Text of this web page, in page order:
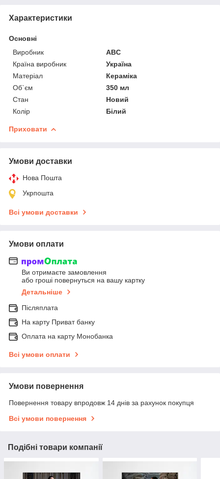
Характеристики
Основні
Виробник
ABC
Країна виробник
Україна
Матеріал
Кераміка
Об`єм
350 мл
Стан
Новий
Колір
Білий
Приховати
Умови доставки
Нова Пошта
Укрпошта
Всі умови доставки
Умови оплати
Ви отримаєте замовлення
або гроші повернуться на вашу картку
Детальніше
Післяплата
На карту Приват банку
Оплата на карту Монобанка
Всі умови оплати
Умови повернення
Повернення товару впродовж 14 днів за рахунок покупця
Всі умови повернення
Подібні товари компанії